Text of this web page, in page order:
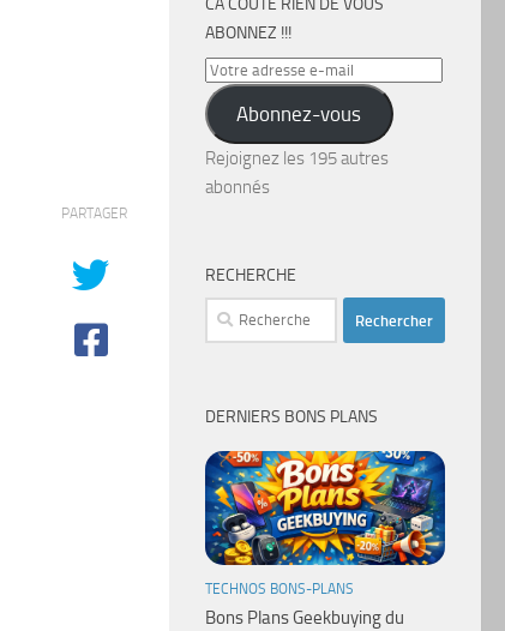
PARTAGER
CA COÛTE RIEN DE VOUS
ABONNEZ !!!
Votre
adresse
e-
mail
Abonnez-vous
Rejoignez les 195 autres
abonnés
RECHERCHE
Rechercher :
DERNIERS BONS PLANS
TECHNOS BONS-PLANS
Bons Plans Geekbuying du